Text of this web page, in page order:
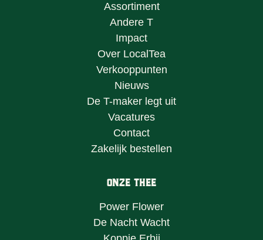
Assortiment
Andere T
Impact
Over LocalTea
Verkooppunten
Nieuws
De T-maker legt uit
Vacatures
Contact
Zakelijk bestellen
Onze Thee
Power Flower
De Nacht Wacht